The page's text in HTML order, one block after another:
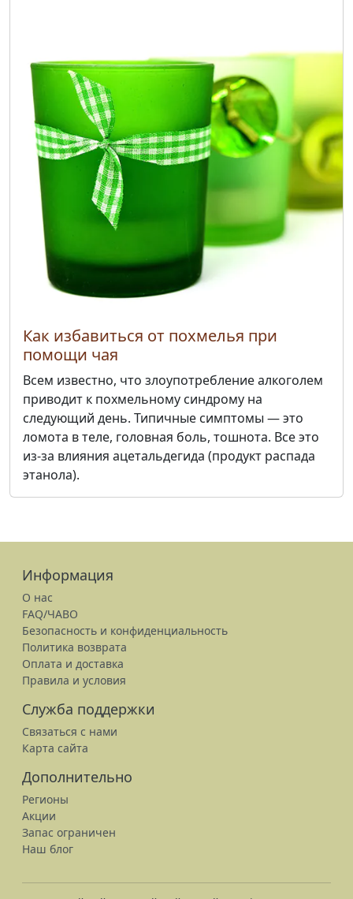
Как избавиться от похмелья при
помощи чая
Всем известно, что злоупотребление алкоголем
приводит к похмельному синдрому на
следующий день. Типичные симптомы — это
ломота в теле, головная боль, тошнота. Все это
из-за влияния ацетальдегида (продукт распада
этанола).
Информация
О нас
FAQ/ЧАВО
Безопасность и конфиденциальность
Политика возврата
Оплата и доставка
Правила и условия
Служба поддержки
Связаться с нами
Карта сайта
Дополнительно
Регионы
Акции
Запас ограничен
Наш блог